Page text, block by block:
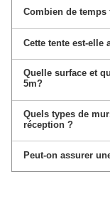
Combien de
Cette tente est-elle
Quelle surface et
5m?
Quels types de
réception ?
Peut-on assurer